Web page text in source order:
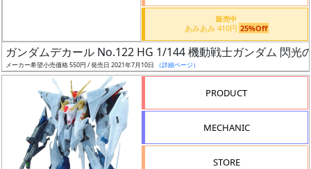
割
引
販売中
あみあみ 410円 25%Off
ガンダムデカール No.122 HG 1/144 機動戦士ガンダム 閃光
メーカー希望小売価格 550円 / 発売日 2021年7月10日 （詳細ページ）
PRODUCT
MECHANIC
STORE